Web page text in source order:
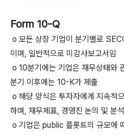
Form 10-Q
o 모든 상장 기업이 분기별로
이며, 일반적으로 미감사보고서임
o 10분기에는 기업은 재무상태와
분기 이후에는 10-K가 제출
o 해댱 양식은 투자자에게 지속적
하며, 재무제표, 경영진 논의 및 분
o 기업은 public 플롯트의 규모에